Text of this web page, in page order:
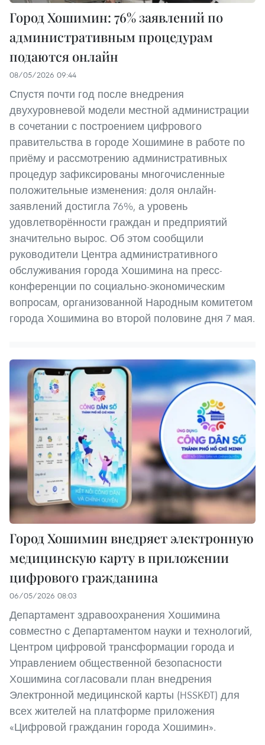
Город Хошимин: 76% заявлений по
административным процедурам
подаются онлайн
08/05/2026 09:44
Спустя почти год после внедрения
двухуровневой модели местной администрации
в сочетании с построением цифрового
правительства в городе Хошимине в работе по
приёму и рассмотрению административных
процедур зафиксированы многочисленные
положительные изменения: доля онлайн-
заявлений достигла 76%, а уровень
удовлетворённости граждан и предприятий
значительно вырос. Об этом сообщили
руководители Центра административного
обслуживания города Хошимина на пресс-
конференции по социально-экономическим
вопросам, организованной Народным комитетом
города Хошимина во второй половине дня 7 мая.
Город Хошимин внедряет электронную
медицинскую карту в приложении
цифрового гражданина
06/05/2026 08:03
Департамент здравоохранения Хошимина
совместно с Департаментом науки и технологий,
Центром цифровой трансформации города и
Управлением общественной безопасности
Хошимина согласовали план внедрения
Электронной медицинской карты (HSSKĐT) для
всех жителей на платформе приложения
«Цифровой гражданин города Хошимин».